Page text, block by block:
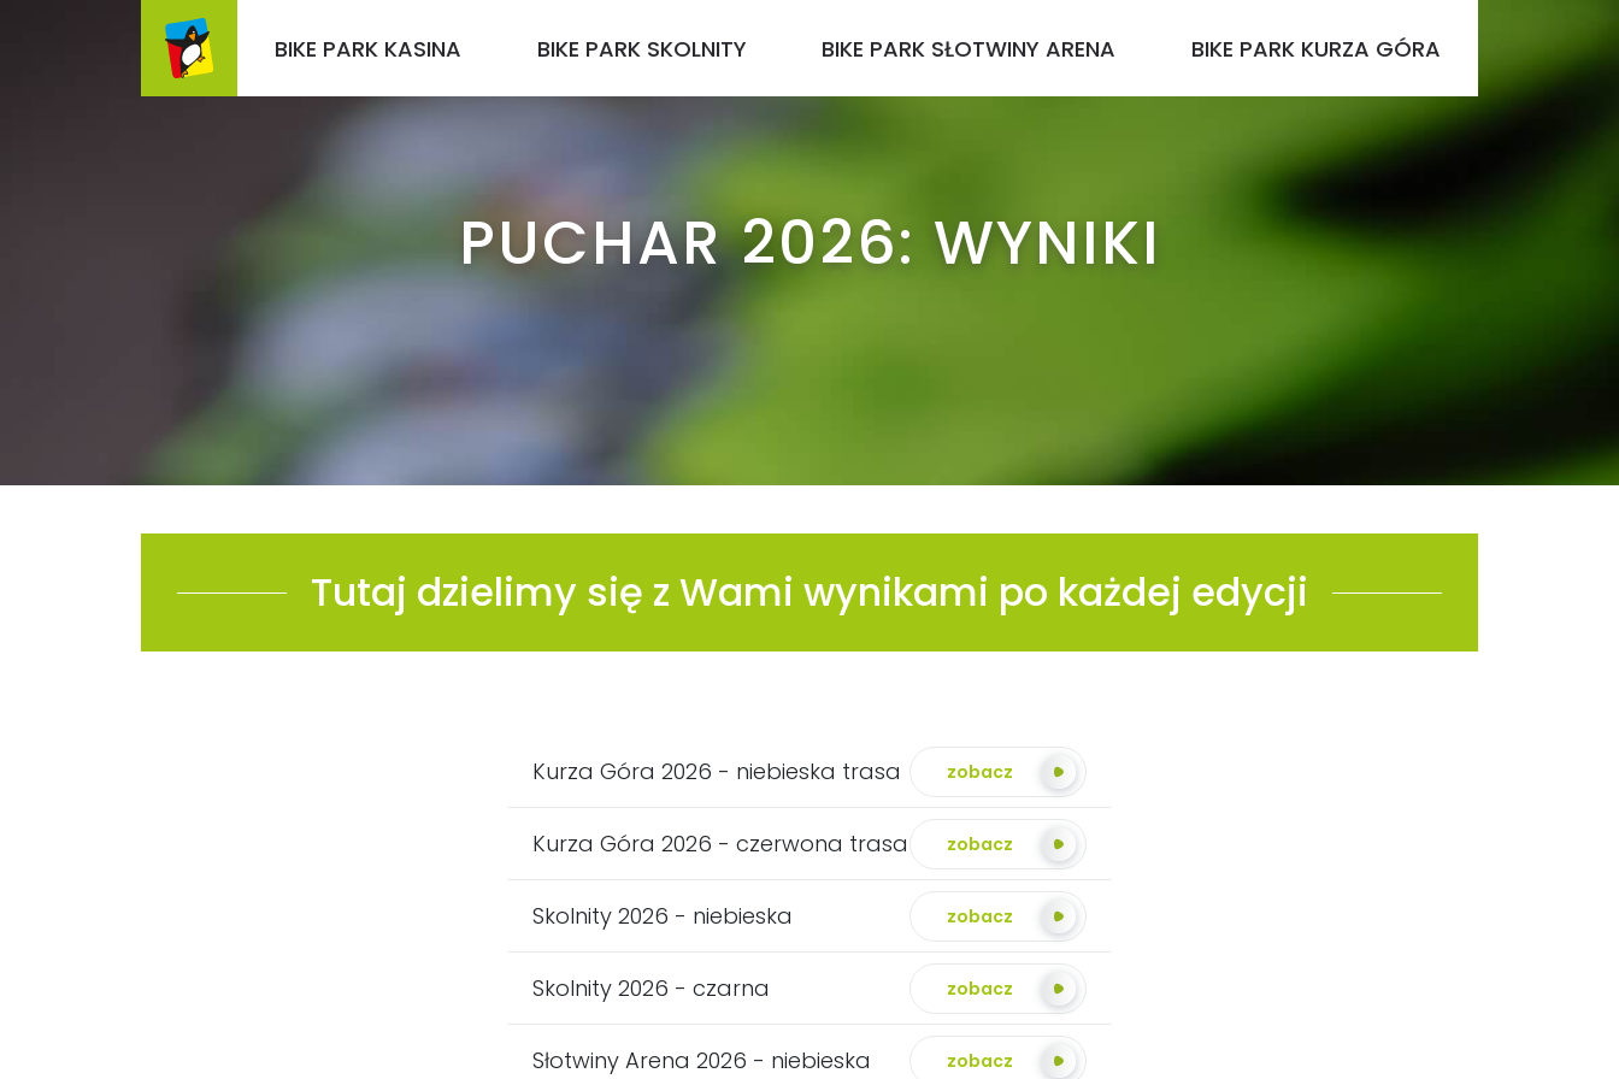
BIKE PARK KASINA BIKE PARK SKOLNITY BIKE PARK SŁOTWINY ARENA BIKE PARK KURZA GÓRA
PUCHAR 2026: WYNIKI
Tutaj dzielimy się z Wami wynikami po każdej edycji
Kurza Góra 2026 - niebieska trasa zobacz
Kurza Góra 2026 - czerwona trasa zobacz
Skolnity 2026 - niebieska zobacz
Skolnity 2026 - czarna zobacz
Słotwiny Arena 2026 - niebieska zobacz